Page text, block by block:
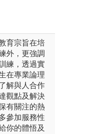
育宗旨在培
外，更強調
練，透過實
在專業論理
解與人合作
觀點及解決
有關注的熱
參加服務性
你的體悟及